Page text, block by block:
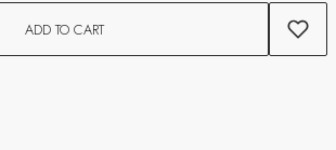
ADD TO CART